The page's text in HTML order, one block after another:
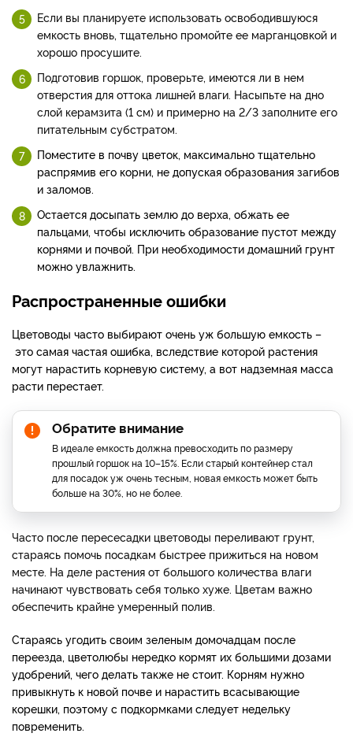
Если вы планируете использовать освободившуюся
емкость вновь, тщательно промойте ее марганцовкой и
хорошо просушите.
Подготовив горшок, проверьте, имеются ли в нем
отверстия для оттока лишней влаги. Насыпьте на дно
слой керамзита (1 см) и примерно на 2/3 заполните его
питательным субстратом.
Поместите в почву цветок, максимально тщательно
распрямив его корни, не допуская образования загибов
и заломов.
Остается досыпать землю до верха, обжать ее
пальцами, чтобы исключить образование пустот между
корнями и почвой. При необходимости домашний грунт
можно увлажнить.
Распространенные ошибки
Цветоводы часто выбирают очень уж большую емкость –
это самая частая ошибка, вследствие которой растения
могут нарастить корневую систему, а вот надземная масса
расти перестает.
Обратите внимание
В идеале емкость должна превосходить по размеру
прошлый горшок на 10–15%. Если старый контейнер стал
для посадок уж очень тесным, новая емкость может быть
больше на 30%, но не более.
Часто после пересесадки цветоводы переливают грунт,
стараясь помочь посадкам быстрее прижиться на новом
месте. На деле растения от большого количества влаги
начинают чувствовать себя только хуже. Цветам важно
обеспечить крайне умеренный полив.
Стараясь угодить своим зеленым домочадцам после
переезда, цветолюбы нередко кормят их большими дозами
удобрений, чего делать также не стоит. Корням нужно
привыкнуть к новой почве и нарастить всасывающие
корешки, поэтому с подкормками следует недельку
повременить.